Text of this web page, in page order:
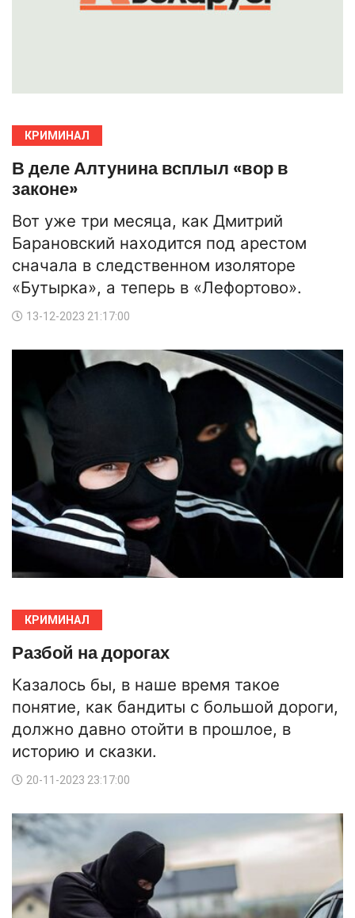
КРИМИНАЛ
В деле Алтунина всплыл «вор в
законе»
Вот уже три месяца, как Дмитрий
Барановский находится под арестом
сначала в следственном изоляторе
«Бутырка», а теперь в «Лефортово».
13-12-2023 21:17:00
КРИМИНАЛ
Разбой на дорогах
Казалось бы, в наше время такое
понятие, как бандиты с большой дороги,
должно давно отойти в прошлое, в
историю и сказки.
20-11-2023 23:17:00